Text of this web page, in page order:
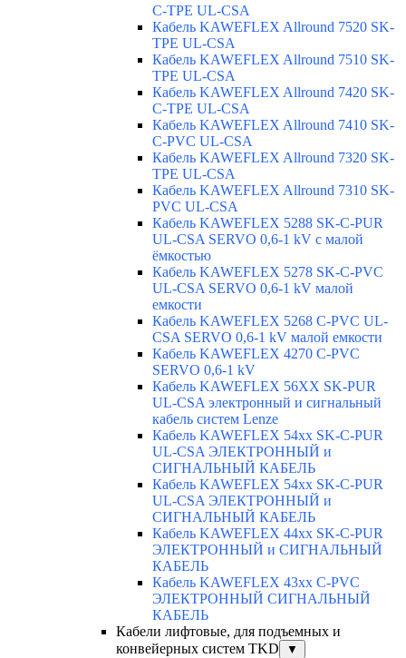
C-TPE UL-CSA
Кабель KAWEFLEX Allround 7520 SK-
TPE UL-CSA
Кабель KAWEFLEX Allround 7510 SK-
TPE UL-CSA
Кабель KAWEFLEX Allround 7420 SK-
C-TPE UL-CSA
Кабель KAWEFLEX Allround 7410 SK-
C-PVC UL-CSA
Кабель KAWEFLEX Allround 7320 SK-
TPE UL-CSA
Кабель KAWEFLEX Allround 7310 SK-
PVC UL-CSA
Кабель KAWEFLEX 5288 SK-C-PUR
UL-CSA SERVO 0,6-1 kV с малой
ёмкостью
Кабель KAWEFLEX 5278 SK-C-PVC
UL-CSA SERVO 0,6-1 kV малой
емкости
Кабель KAWEFLEX 5268 C-PVC UL-
CSA SERVO 0,6-1 kV малой емкости
Кабель KAWEFLEX 4270 C-PVC
SERVO 0,6-1 kV
Кабель KAWEFLEX 56XX SK-PUR
UL-CSA электронный и сигнальный
кабель систем Lenze
Кабель KAWEFLEX 54xx SK-C-PUR
UL-CSA ЭЛЕКТРОННЫЙ и
СИГНАЛЬНЫЙ КАБЕЛЬ
Кабель KAWEFLEX 54xx SK-C-PUR
UL-CSA ЭЛЕКТРОННЫЙ и
СИГНАЛЬНЫЙ КАБЕЛЬ
Кабель KAWEFLEX 44xx SK-C-PUR
ЭЛЕКТРОННЫЙ и СИГНАЛЬНЫЙ
КАБЕЛЬ
Кабель KAWEFLEX 43xx C-PVC
ЭЛЕКТРОННЫЙ СИГНАЛЬНЫЙ
КАБЕЛЬ
Кабели лифтовые, для подъемных и
конвейерных систем TKD
▼